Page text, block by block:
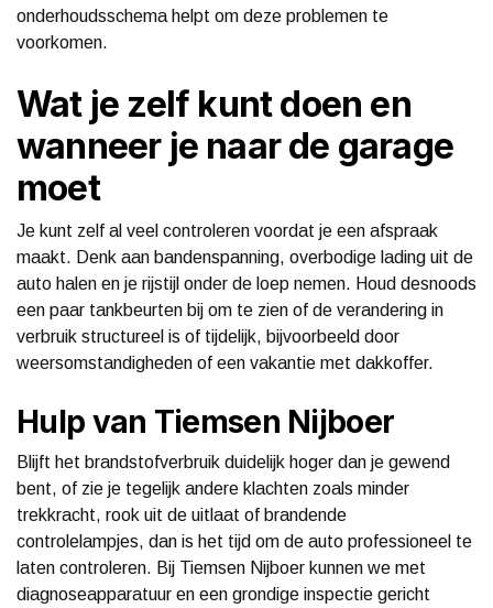
onderhoudsschema helpt om deze problemen te
voorkomen.
Wat je zelf kunt doen en
wanneer je naar de garage
moet
Je kunt zelf al veel controleren voordat je een afspraak
maakt. Denk aan bandenspanning, overbodige lading uit de
auto halen en je rijstijl onder de loep nemen. Houd desnoods
een paar tankbeurten bij om te zien of de verandering in
verbruik structureel is of tijdelijk, bijvoorbeeld door
weersomstandigheden of een vakantie met dakkoffer.
Hulp van Tiemsen Nijboer
Blijft het brandstofverbruik duidelijk hoger dan je gewend
bent, of zie je tegelijk andere klachten zoals minder
trekkracht, rook uit de uitlaat of brandende
controlelampjes, dan is het tijd om de auto professioneel te
laten controleren. Bij Tiemsen Nijboer kunnen we met
diagnoseapparatuur en een grondige inspectie gericht